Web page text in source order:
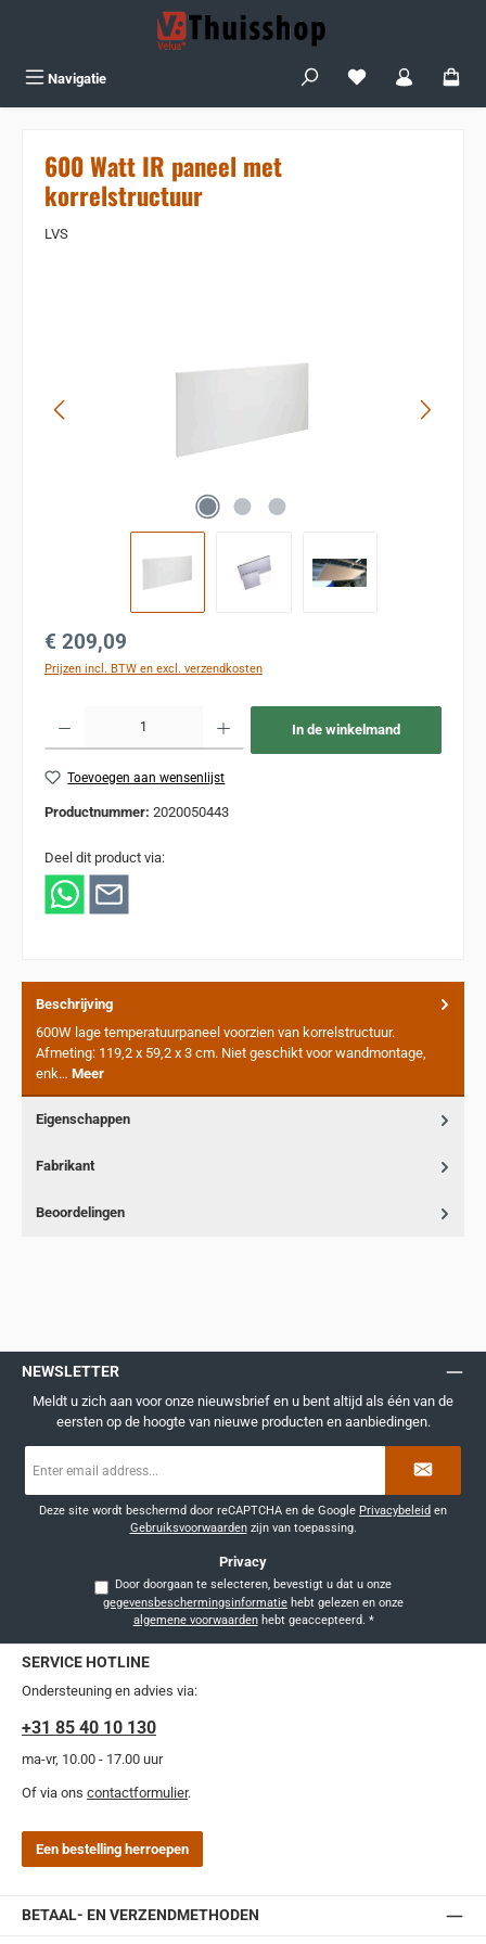
Navigatie Je hebt 0 items op
600 Watt IR paneel met
korrelstructuur
LVS
Normale prijs:
€ 209,09
Prijzen incl. BTW en excl. verzendkosten
In de winkelmand
Toevoegen aan wensenlijst
Productnummer: 2020050443
Deel dit product via:
Beschrijving
600W lage temperatuurpaneel voorzien van korrelstructuur.
Afmeting: 119,2 x 59,2 x 3 cm. Niet geschikt voor wandmontage,
enk… Meer
Eigenschappen
Fabrikant
Beoordelingen
NEWSLETTER
Meldt u zich aan voor onze nieuwsbrief en u bent altijd als één van de
eersten op de hoogte van nieuwe producten en aanbiedingen.
mailadres
Deze site wordt beschermd door reCAPTCHA en de Google Privacybeleid en
Gebruiksvoorwaardenzijn van toepassing.
Privacy
Door doorgaan te selecteren, bevestigt u dat u onze
gegevensbeschermingsinformatie
algemene voorwaardenhebt geaccepteerd. *
SERVICE HOTLINE
Ondersteuning en advies via:
+31 85 40 10 130
ma-vr, 10.00 - 17.00 uur
Of via ons contactformulier.
Een bestelling herroepen
BETAAL- EN VERZENDMETHODEN